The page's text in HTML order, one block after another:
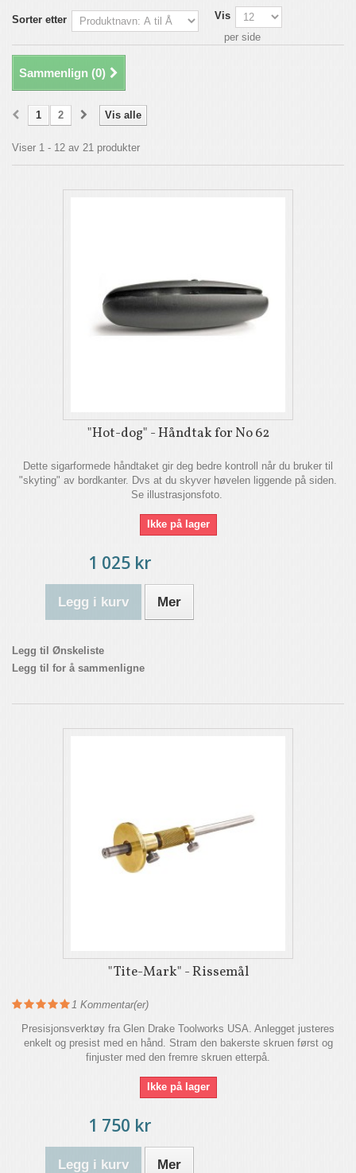
Sorter etter
Vis
per side
Sammenlign (0)
Vis alle
1 2
Viser 1 - 12 av 21 produkter
"Hot-dog" - Håndtak for No 62
Dette sigarformede håndtaket gir deg bedre kontroll når du bruker til
"skyting" av bordkanter. Dvs at du skyver høvelen liggende på siden.
Se illustrasjonsfoto.
Ikke på lager
1 025 kr
Legg i kurv Mer
Legg til Ønskeliste
Legg til for å sammenligne
"Tite-Mark" - Rissemål
1 Kommentar(er)
Presisjonsverktøy fra Glen Drake Toolworks USA. Anlegget justeres
enkelt og presist med en hånd. Stram den bakerste skruen først og
finjuster med den fremre skruen etterpå.
Ikke på lager
1 750 kr
Legg i kurv Mer